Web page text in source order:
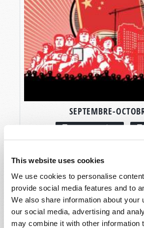
This website uses cookies
We use cookies to personalise
provide social media features and to
We also share information about your
our social media, advertising and
may combine it with other information
SEPTEMBRE-
LIRE CE NUMÉRO